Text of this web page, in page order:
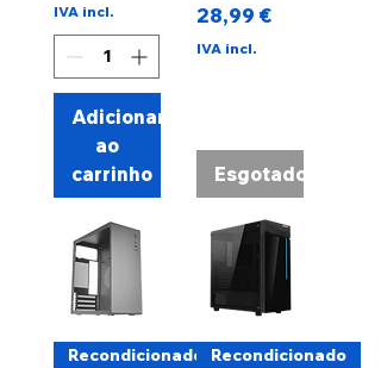
IVA incl.
Adicionar
ao
carrinho
Preço
28,99 €
IVA incl.
Esgotado
Recondicionado Recondicionado